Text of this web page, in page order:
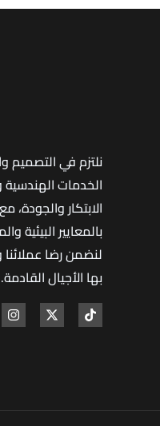
نلتزم في التصميم
الخدمات الهندسية
الابتكار والجودة،
بالمعايير البيئية
لنضمن رضا
بها الأجيال القادمة.